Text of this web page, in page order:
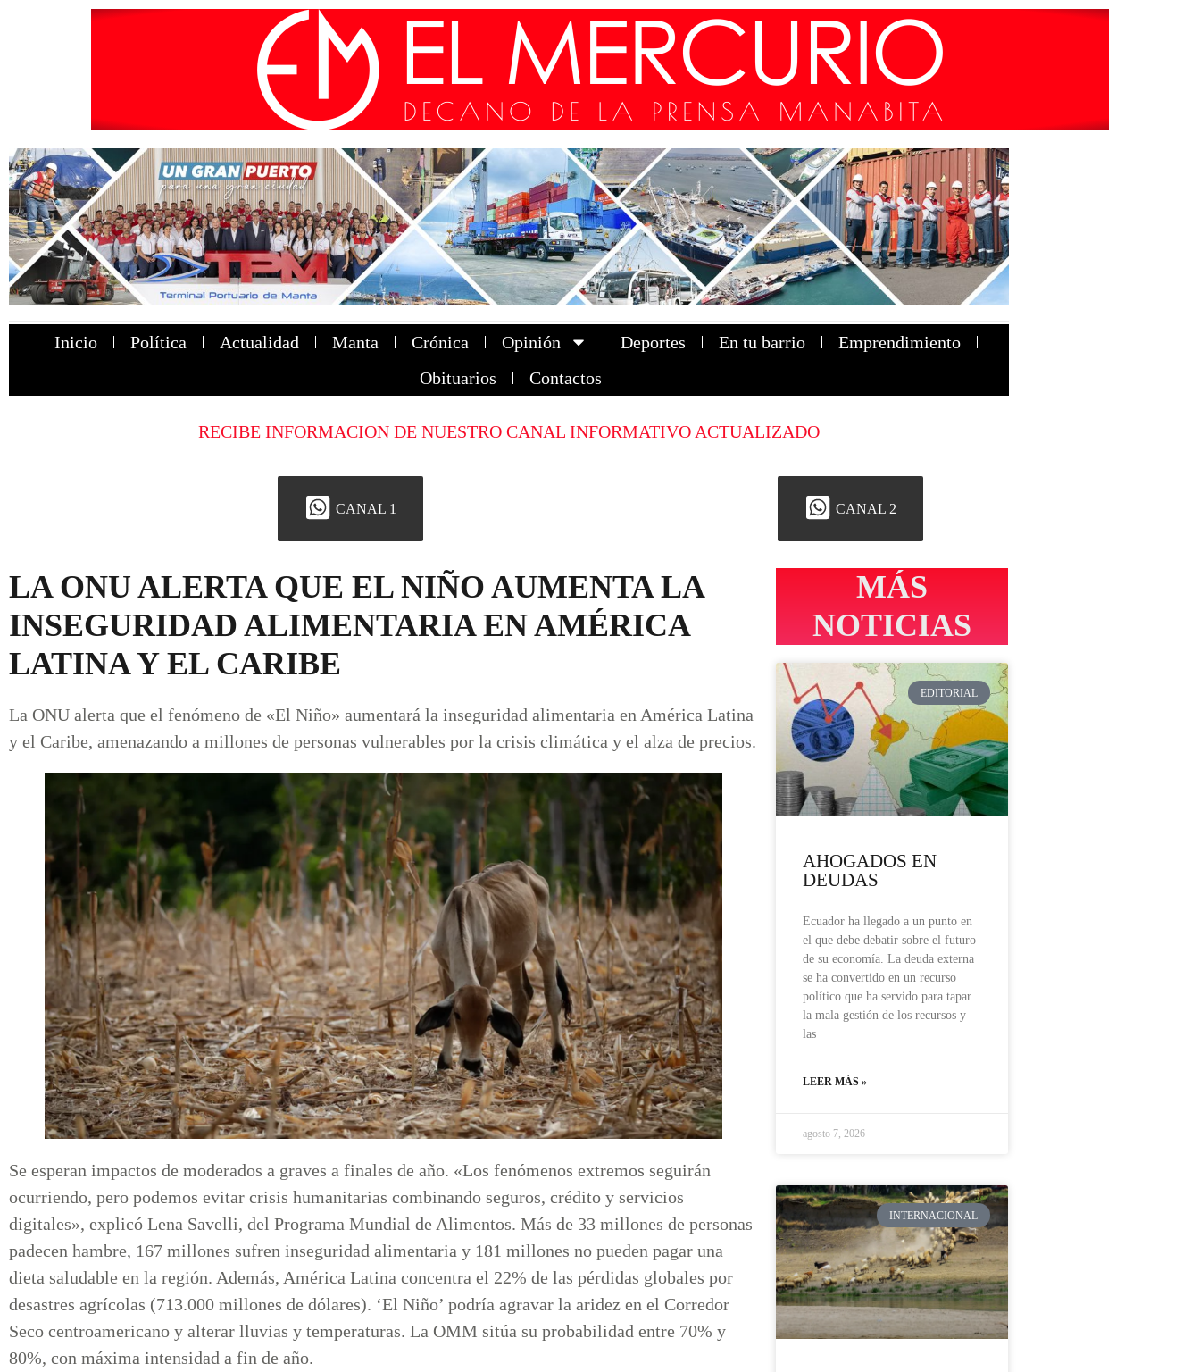
Inicio Política Actualidad Manta Crónica Opinión Deportes En tu barrio
Emprendimiento
Obituarios
Contactos
RECIBE INFORMACION DE NUESTRO CANAL INFORMATIVO ACTUALIZADO
CANAL 1 CANAL 2
LA ONU ALERTA QUE EL NIÑO AUMENTA LA
INSEGURIDAD ALIMENTARIA EN AMÉRICA
LATINA Y EL CARIBE
La ONU alerta que el fenómeno de «El Niño» aumentará la inseguridad alimentaria en América Latina
y el Caribe, amenazando a millones de personas vulnerables por la crisis climática y el alza de precios.
Se esperan impactos de moderados a graves a finales de año. «Los fenómenos extremos seguirán
ocurriendo, pero podemos evitar crisis humanitarias combinando seguros, crédito y servicios
digitales», explicó Lena Savelli, del Programa Mundial de Alimentos. Más de 33 millones de personas
padecen hambre, 167 millones sufren inseguridad alimentaria y 181 millones no pueden pagar una
dieta saludable en la región. Además, América Latina concentra el 22% de las pérdidas globales por
desastres agrícolas (713.000 millones de dólares). ‘El Niño’ podría agravar la aridez en el Corredor
Seco centroamericano y alterar lluvias y temperaturas. La OMM sitúa su probabilidad entre 70% y
80%, con máxima intensidad a fin de año.
MÁS
NOTICIAS
EDITORIAL
AHOGADOS EN
DEUDAS
Ecuador ha llegado a un punto en
el que debe debatir sobre el futuro
de su economía. La deuda externa
se ha convertido en un recurso
político que ha servido para tapar
la mala gestión de los recursos y
las
LEER MÁS »
agosto 7, 2026
INTERNACIONAL